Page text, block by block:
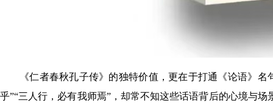
《仁者春秋孔子传》的独特价值，更在于打通《论语》
乎”“三人行，必有我师焉”，却常不知这些话语背后的心境与